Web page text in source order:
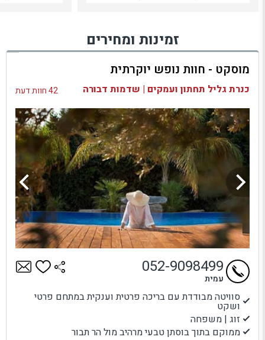
זמינות ומחירים
מוסקט - חוות נופש יוקרתית
כנרת גליל תחתון ועמקים | שדמות דבורה 42 חוות דעת
סוויטה מבודדת עם בריכה פרטית וענקית במתחם פרטי
ושקט
זוג | משפחה
ממוקם בתוך בוסתן טבעי מרהיב מול הר תבור
052-9098499
עמית